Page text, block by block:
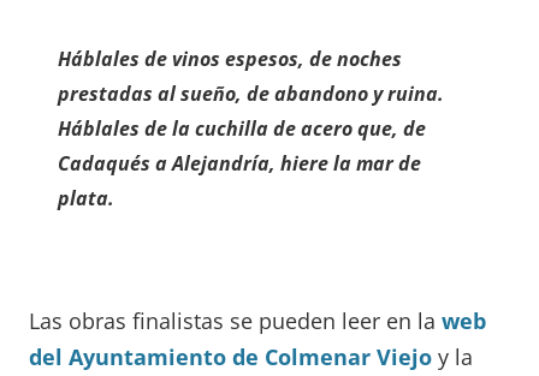
Háblales de vinos espesos, de noches
prestadas al sueño, de abandono y ruina.
Háblales de la cuchilla de acero que, de
Cadaqués a Alejandría, hiere la mar de
plata.
Las obras finalistas se pueden leer en la web
del Ayuntamiento de Colmenar Viejo y la